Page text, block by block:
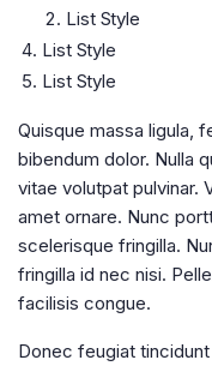
List Style
List Style
List Style
Quisque massa ligula,
bibendum dolor. Nulla
vitae volutpat pulvinar.
amet ornare. Nunc
scelerisque fringilla.
fringilla id nec nisi.
facilisis congue.
Donec feugiat